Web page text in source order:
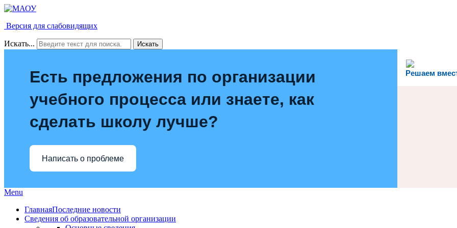
Версия для слабовидящих
Искать... Искать
Решаем
Есть предложения по организации
учебного процесса или знаете, как
сделать школу лучше?
Написать о проблеме
Menu
ГлавнаяПоследние новости
Сведения об образовательной организации